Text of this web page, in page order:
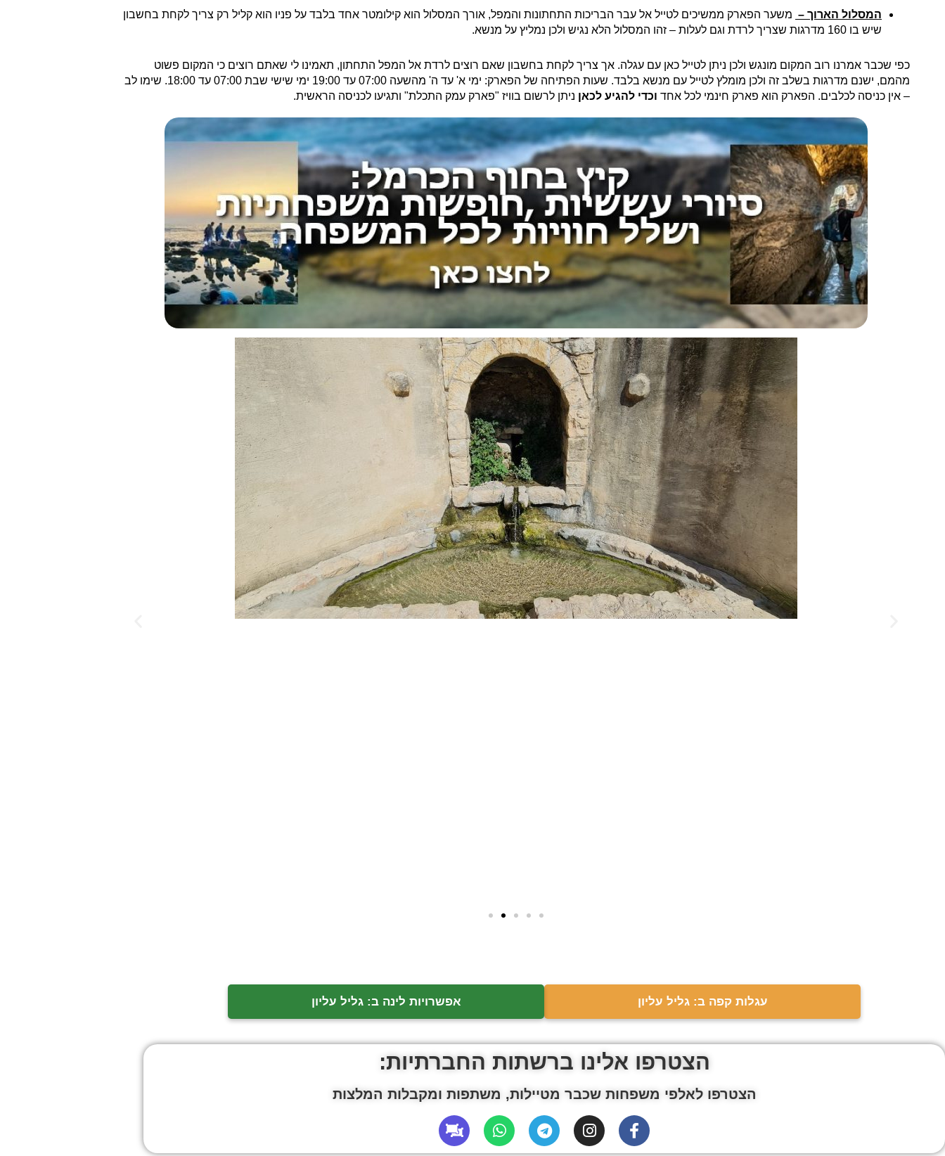
המסלול הארוך – משער הפארק ממשיכים לטייל אל עבר הבריכות התחתונות והמפל, אורך המסלול הוא קילומטר אחד בלבד על פניו הוא קליל רק צריך לקחת בחשבון
שיש בו 160 מדרגות שצריך לרדת וגם לעלות – זהו המסלול הלא נגיש ולכן נמליץ על מנשא.
כפי שכבר אמרנו רוב המקום מונגש ולכן ניתן לטייל כאן עם עגלה. אך צריך לקחת בחשבון שאם רוצים לרדת אל המפל התחתון, תאמינו לי שאתם רוצים כי המקום פשוט
מהמם, ישנם מדרגות בשלב זה ולכן מומלץ לטייל עם מנשא בלבד. שעות הפתיחה של הפארק: ימי א' עד ה' מהשעה 07:00 עד 19:00 ימי שישי שבת 07:00 עד 18:00. שימו לב
– אין כניסה לכלבים. הפארק הוא פארק חינמי לכל אחד וכדי להגיע לכאן ניתן לרשום בוויז "פארק עמק התכלת" ותגיעו לכניסה הראשית.
עגלות קפה ב: גליל עליון אפשרויות לינה ב: גליל עליון
הצטרפו אלינו ברשתות החברתיות:
הצטרפו לאלפי משפחות שכבר מטיילות, משתפות ומקבלות המלצות